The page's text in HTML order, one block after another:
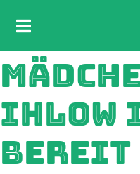
IHLOW
BEREIT